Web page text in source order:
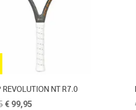
REVOLUTION NT R7.0
Oorspronkelijke
€ 99,95